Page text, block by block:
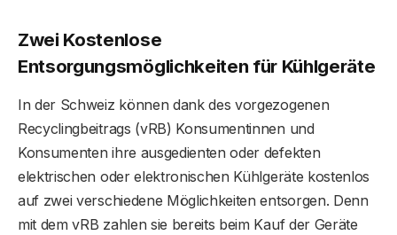
Zwei Kostenlose
Entsorgungsmöglichkeiten für Kühlgeräte
In der Schweiz können dank des vorgezogenen
Recyclingbeitrags (vRB) Konsumentinnen und
Konsumenten ihre ausgedienten oder defekten
elektrischen oder elektronischen Kühlgeräte kostenlos
auf zwei verschiedene Möglichkeiten entsorgen. Denn
mit dem vRB zahlen sie bereits beim Kauf der Geräte